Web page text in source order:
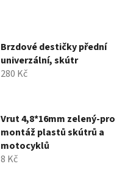
Brzdové destičky přední
univerzální, skútr
280 Kč
Vrut 4,8*16mm zelený-pro
montáž plastů skútrů a
motocyklů
8 Kč